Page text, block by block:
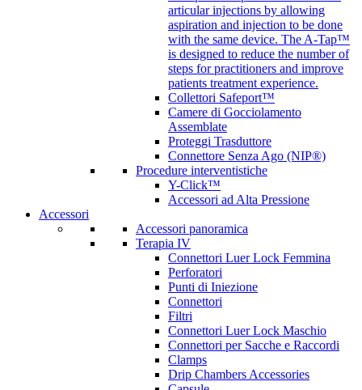
articular injections by allowing
aspiration and injection to be done
with the same device. The A-Tap™
is designed to reduce the number of
steps for practitioners and improve
patients treatment experience.
Collettori Safeport™
Camere di Gocciolamento
Assemblate
Proteggi Trasduttore
Connettore Senza Ago (NIP®)
Procedure interventistiche
Y-Click™
Accessori ad Alta Pressione
Accessori
Accessori panoramica
Terapia IV
Connettori Luer Lock Femmina
Perforatori
Punti di Iniezione
Connettori
Filtri
Connettori Luer Lock Maschio
Connettori per Sacche e Raccordi
Clamps
Drip Chambers Accessories